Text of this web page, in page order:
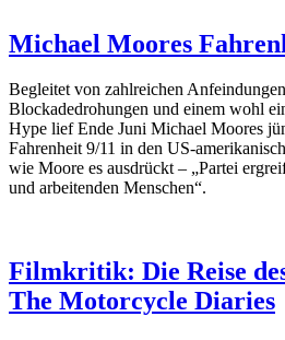
Michael Moores
Begleitet von zahlreichen
Blockadedrohungen und einem wohl
Hype lief Ende Juni Michael Moores
Fahrenheit 9/11 in den US-
wie Moore es ausdrückt – „Partei
und arbeitenden Menschen“.
Filmkritik: Die Reise
The Motorcycle Diaries